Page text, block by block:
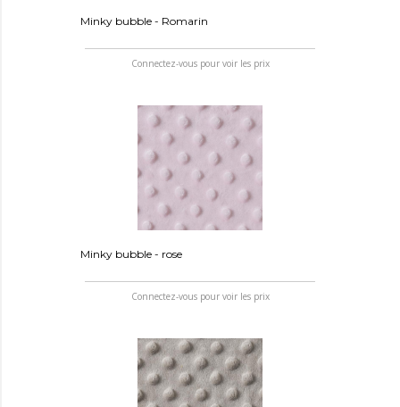
Minky bubble - Romarin
Connectez-vous pour voir les prix
Minky bubble - rose
Connectez-vous pour voir les prix